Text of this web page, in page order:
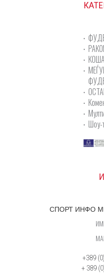
Шоу-
СПОРТ ИНФО
+389
+ 389